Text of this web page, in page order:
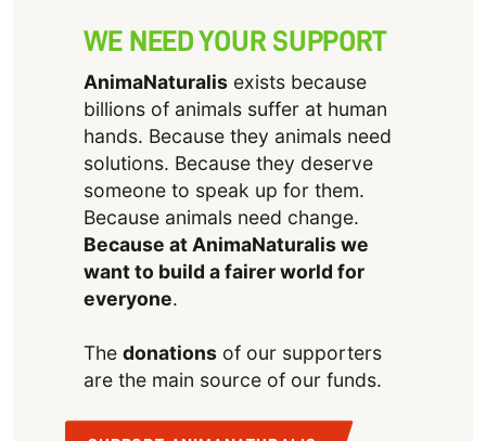
WE NEED YOUR SUPPORT
AnimaNaturalisexists because
billions of animals suffer at human
hands. Because they animals need
solutions. Because they deserve
someone to speak up for them.
Because animals need change.
Because at AnimaNaturalis we
want to build a fairer world for
everyone.
The donationsof our supporters
are the main source of our funds.